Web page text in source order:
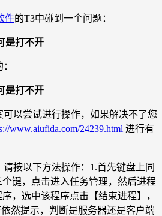
件的T3中碰到一个问题：
是打不开
是打不开
以尝试进行操作，如果解决不了您
www.aiufida.com/24239.html 进行有
按以下方法操作：1.首先键盘上同
个键，点击进入任务管理，然后进程
，选中该程序点击【结束进程】，
然提示，判断是服务器还是客户端